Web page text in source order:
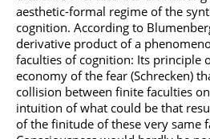
aesthetic-formal regime of the
cognition. According to
derivative product of a
faculties of cognition: Its principle
economy of the fear (Schrecken)
collision between finite faculties
intuition of what could be that
of the finitude of these very same